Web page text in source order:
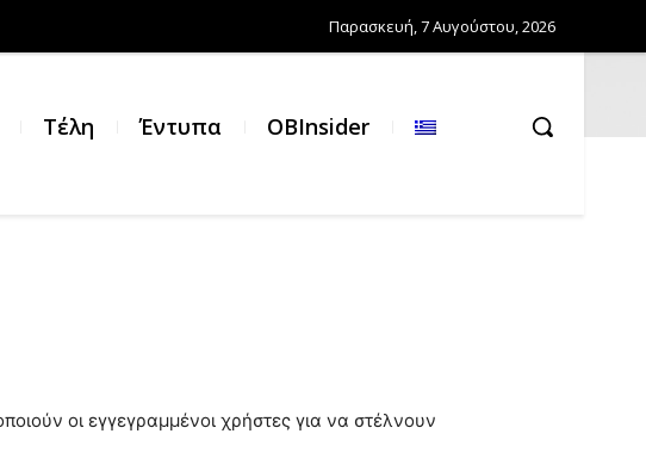
Παρασκευή, 7 Αυγούστου, 2026
Τέλη Έντυπα OBInsider
οι εγγεγραμμένοι χρήστες για να στέλνουν